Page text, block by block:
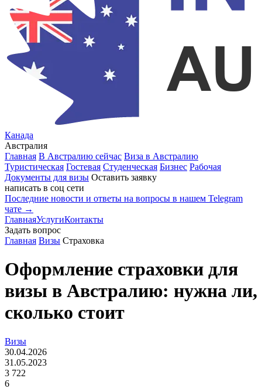
Канада
Австралия
Главная В Австралию сейчас Виза в Австралию
Туристическая Гостевая Студенческая Бизнес Рабочая
Документы для визы Оставить заявку
написать в соц сети
Последние новости и ответы на вопросы в нашем Telegram
чате →
ГлавнаяУслугиКонтакты
Задать вопрос
Главная Визы Страховка
Оформление страховки для
визы в Австралию: нужна ли,
сколько стоит
Визы
30.04.2026
31.05.2023
3 722
6